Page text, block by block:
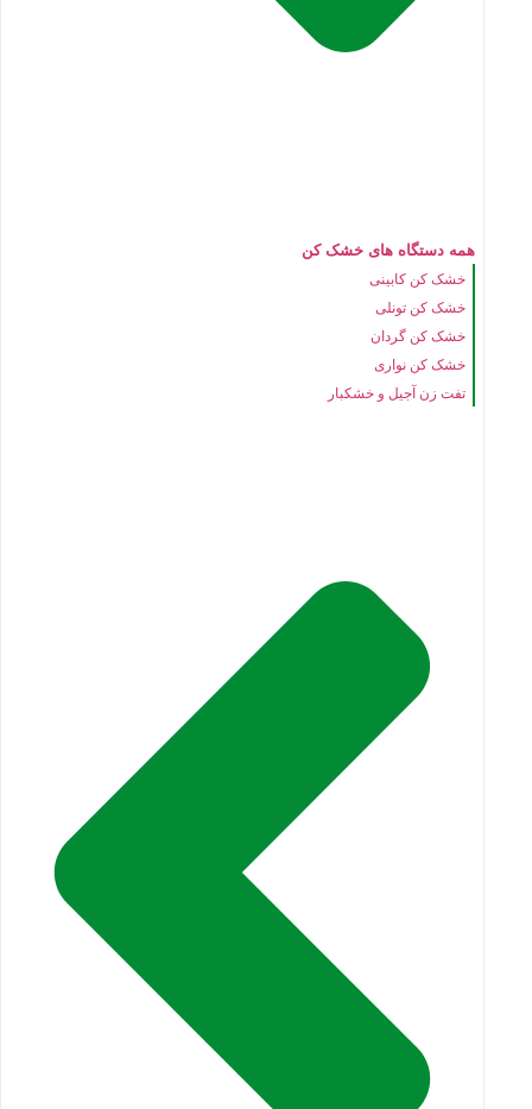
همه دستگاه های خشک کن
خشک کن کابینی
خشک کن تونلی
خشک کن گردان
خشک کن نواری
تفت زن آجیل و خشکبار